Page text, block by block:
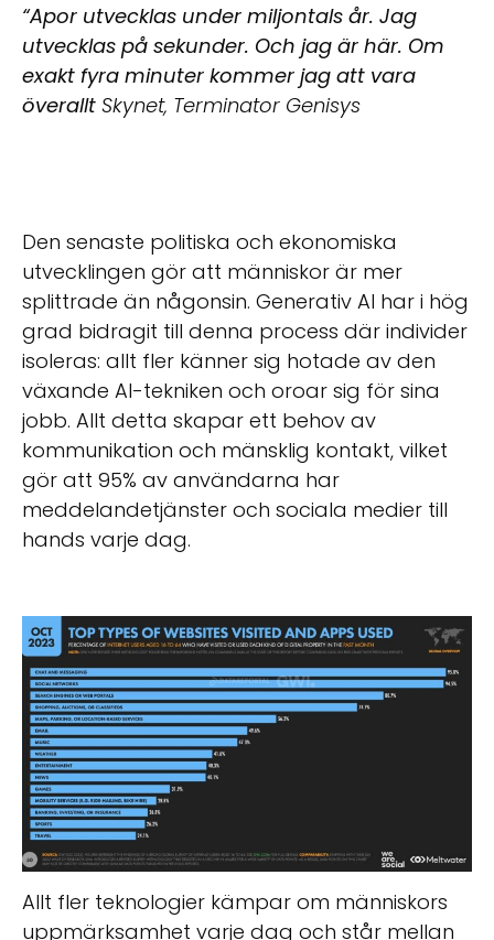
“Apor utvecklas under miljontals år. Jag
utvecklas på sekunder. Och jag är här. Om
exakt fyra minuter kommer jag att vara
överallt Skynet, Terminator Genisys
Den senaste politiska och ekonomiska
utvecklingen gör att människor är mer
splittrade än någonsin. Generativ AI har i hög
grad bidragit till denna process där individer
isoleras: allt fler känner sig hotade av den
växande AI-tekniken och oroar sig för sina
jobb. Allt detta skapar ett behov av
kommunikation och mänsklig kontakt, vilket
gör att 95% av användarna har
meddelandetjänster och sociala medier till
hands varje dag.
Allt fler teknologier kämpar om människors
uppmärksamhet varje dag och står mellan